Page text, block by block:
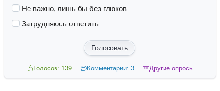
Не важно, лишь бы без глюков
Затрудняюсь ответить
Голосовать
Голосов: 139 Комментарии: 3 Другие опросы